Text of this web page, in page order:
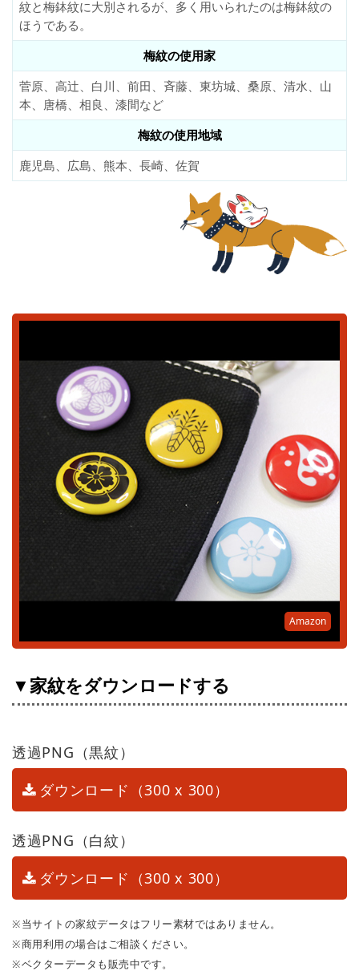
紋と梅鉢紋に大別されるが、多く用いられたのは梅鉢紋の
ほうである。
梅紋の使用家
菅原、高辻、白川、前田、斉藤、東坊城、桑原、清水、山
本、唐橋、相良、漆間など
梅紋の使用地域
鹿児島、広島、熊本、長崎、佐賀
Amazon
▼家紋をダウンロードする
透過PNG（黒紋）
ダウンロード（300 x 300）
透過PNG（白紋）
ダウンロード（300 x 300）
※当サイトの家紋データはフリー素材ではありません。
※商用利用の場合はご相談ください。
※ベクターデータも販売中です。